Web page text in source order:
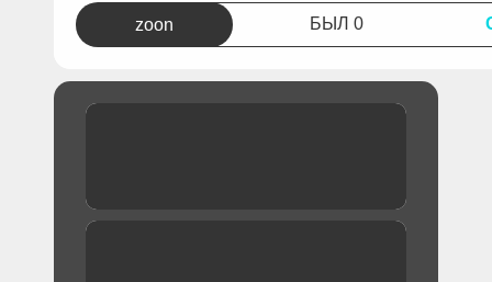
zoon БЫЛ 0